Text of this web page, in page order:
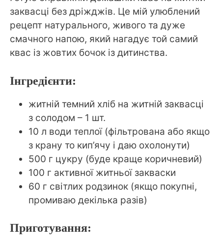
заквасці без дріжджів. Це мій улюблений
рецепт натурального, живого та дуже
смачного напою, який нагадує той самий
квас із жовтих бочок із дитинства.
Інгредієнти:
житній темний хліб на житній заквасці
з солодом – 1 шт.
10 л води теплої (фільтрована або якщо
з крану то кип’ячу і даю охолонути)
500 г цукру (буде краще коричневий)
100 г активної житньої закваски
60 г світлих родзинок (якщо покупні,
промиваю декілька разів)
Приготування: